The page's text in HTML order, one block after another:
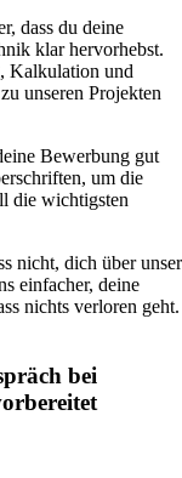
dass du deine
klar hervorhebst.
Kalkulation und
unseren Projekten
Bewerbung gut
um die
die wichtigsten
nicht, dich über unser
einfacher, deine
nichts verloren geht.
bei